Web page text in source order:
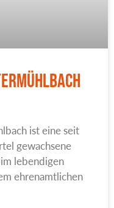
ist eine seit
gewachsene
lebendigen
ehrenamtlichen